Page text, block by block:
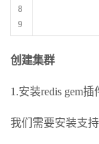
8
9
创建集群
1.安装redis gem插
我们需要安装支